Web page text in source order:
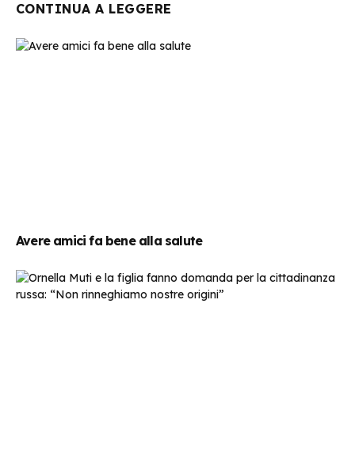
CONTINUA A LEGGERE
Avere amici fa bene alla salute